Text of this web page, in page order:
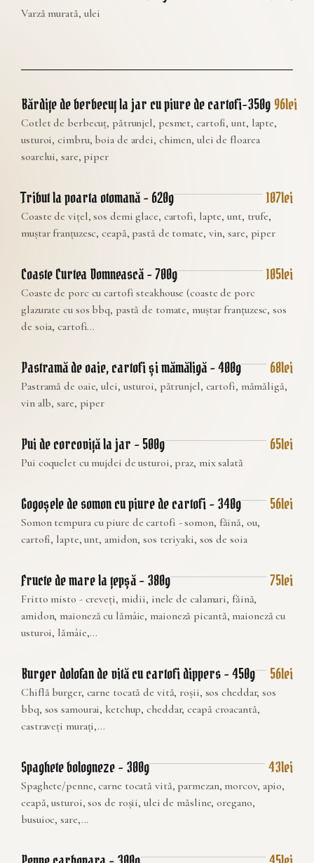
Varză murată, ulei
Bărdițe de berbecuț la jar cu piure de cartofi–350g 96lei
Cotlet de berbecuț, pătrunjel, pesmet, cartofi, unt, lapte,
usturoi, cimbru, boia de ardei, chimen, ulei de floarea
soarelui, sare, piper
Tribut la poarta otomană – 620g 107lei
Coaste de vițel, sos demi glace, cartofi, lapte, unt, trufe,
muștar franțuzesc, ceapă, pastă de tomate, vin, sare, piper
Coaste Curtea Domnească – 700g 105lei
Coaste de porc cu cartofi steakhouse (coaste de porc
glazurate cu sos bbq, pastă de tomate, muștar franțuzesc, sos
de soia, cartofi...
Pastramă de oaie, cartofi și mămăligă – 400g 68lei
Pastramă de oaie, ulei, usturoi, pătrunjel, cartofi, mămăligă,
vin alb, sare, piper
Pui de corcoviță la jar – 500g 65lei
Pui coquelet cu mujdei de usturoi, praz, mix salată
Gogoșele de somon cu piure de cartofi – 340g 56lei
Somon tempura cu piure de cartofi - somon, făină, ou,
cartofi, lapte, unt, amidon, sos teriyaki, sos de soia
Fructe de mare la țepșă – 380g 75lei
Fritto misto - creveți, midii, inele de calamari, făină,
amidon, maioneză cu lămâie, maioneză picantă, maioneză cu
usturoi, lămâie,...
Burger dolofan de vită cu cartofi dippers – 450g 56lei
Chiflă burger, carne tocată de vită, roșii, sos cheddar, sos
bbq, sos samourai, ketchup, cheddar, ceapă croacantă,
castraveți murați,...
Spaghete bologneze – 300g 43lei
Spaghete/penne, carne tocată vită, parmezan, morcov, apio,
ceapă, usturoi, sos de roșii, ulei de măsline, oregano,
busuioc, sare,...